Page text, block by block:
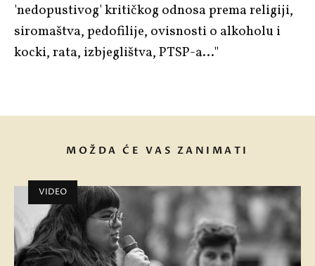
'nedopustivog' kritičkog odnosa prema religiji,
siromaštva, pedofilije, ovisnosti o alkoholu i
kocki, rata, izbjeglištva, PTSP-a…"
MOŽDA ĆE VAS ZANIMATI
VIDEO